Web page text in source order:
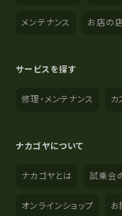
メンテナンス お店の
サービスを探す
修理・メンテナンス カ
ナカゴヤについて
ナカゴヤとは 試乗会
オンラインショップ お